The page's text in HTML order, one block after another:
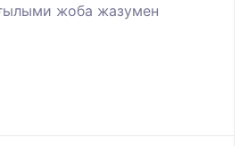
жоба жазумен